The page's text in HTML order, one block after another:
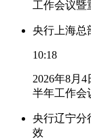
工作会议暨
央行上海总
10:18
2026年8月
半年工作会
央行辽宁分
效